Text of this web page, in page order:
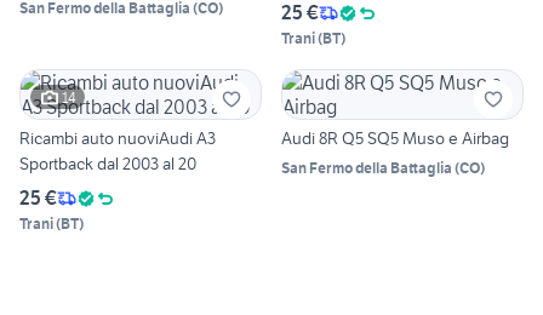
San Fermo della Battaglia (CO) 25 €
Trani(BT)
14
Ricambi auto nuoviAudi A3
Sportback dal 2003 al 20
25 €
Trani(BT)
Audi 8R Q5 SQ5 Muso e Airbag
San Fermo della Battaglia (CO)